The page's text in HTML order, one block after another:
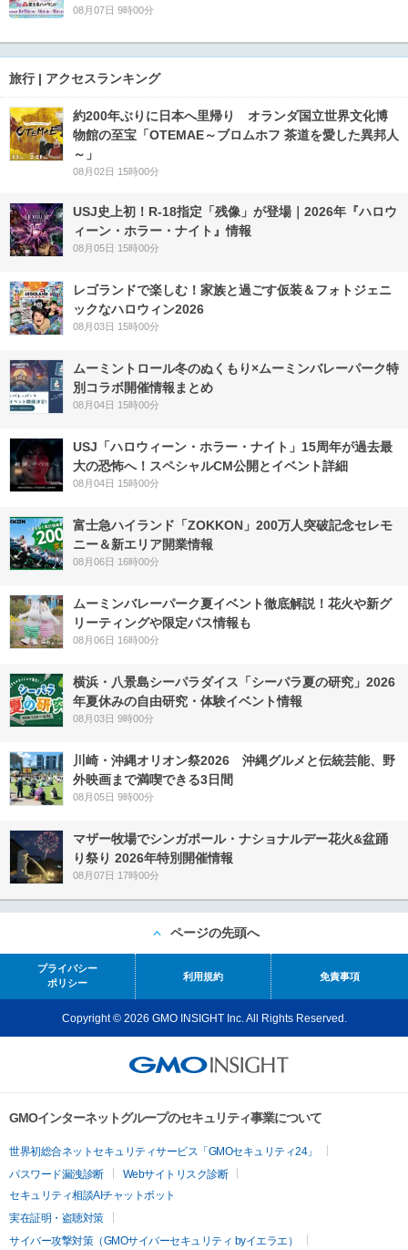
08月07日 9時00分
旅行 | アクセスランキング
約200年ぶりに日本へ里帰り オランダ国立世界文化博
物館の至宝「OTEMAE～ブロムホフ 茶道を愛した異邦人
～」
08月02日 15時00分
USJ史上初！R-18指定「残像」が登場｜2026年『ハロウ
ィーン・ホラー・ナイト』情報
08月05日 15時00分
レゴランドで楽しむ！家族と過ごす仮装＆フォトジェニ
ックなハロウィン2026
08月03日 15時00分
ムーミントロール冬のぬくもり×ムーミンバレーパーク特
別コラボ開催情報まとめ
08月04日 15時00分
USJ「ハロウィーン・ホラー・ナイト」15周年が過去最
大の恐怖へ！スペシャルCM公開とイベント詳細
08月04日 15時00分
富士急ハイランド「ZOKKON」200万人突破記念セレモ
ニー＆新エリア開業情報
08月06日 16時00分
ムーミンバレーパーク夏イベント徹底解説！花火や新グ
リーティングや限定パス情報も
08月06日 16時00分
横浜・八景島シーパラダイス「シーパラ夏の研究」2026
年夏休みの自由研究・体験イベント情報
08月03日 9時00分
川崎・沖縄オリオン祭2026 沖縄グルメと伝統芸能、野
外映画まで満喫できる3日間
08月05日 9時00分
マザー牧場でシンガポール・ナショナルデー花火&盆踊
り祭り 2026年特別開催情報
08月07日 17時00分
ページの先頭へ
プライバシー
ポリシー
利用規約 免責事項
Copyright © 2026 GMO INSIGHT Inc. All Rights Reserved.
GMOインターネットグループのセキュリティ事業について
世界初総合ネットセキュリティサービス「GMOセキュリティ24」
パスワード漏洩診断
Webサイトリスク診断
セキュリティ相談AIチャットボット
実在証明・盗聴対策
サイバー攻撃対策（GMOサイバーセキュリティ byイエラエ）